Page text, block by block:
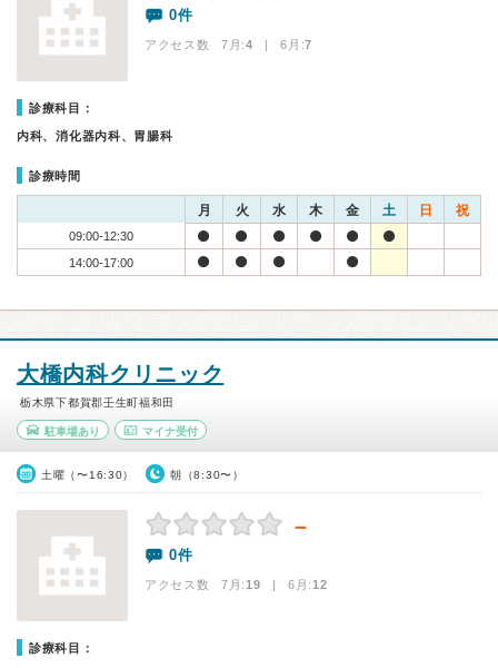
0件
アクセス数 7月:4 | 6月:7
診療科目：
内科、消化器内科、胃腸科
診療時間
月 火 水 木 金 土 日 祝
09:00-12:30
14:00-17:00
大橋内科クリニック
栃木県下都賀郡壬生町福和田
駐車場あり マイナ受付
土曜（〜16:30） 朝（8:30〜）
－
0件
アクセス数 7月:19 | 6月:12
診療科目：